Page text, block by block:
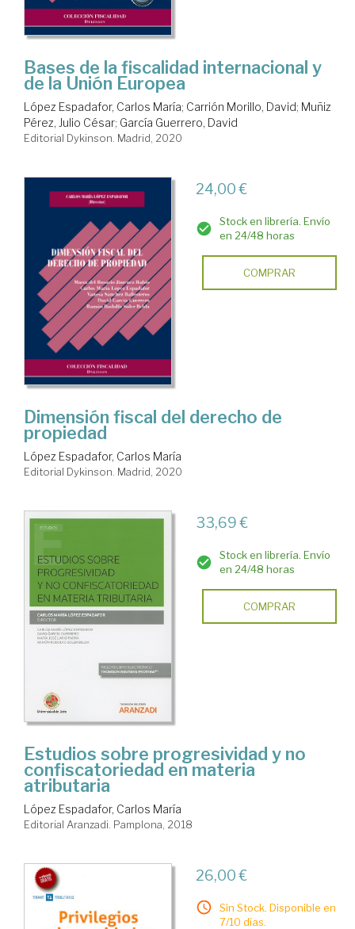
Bases de la fiscalidad internacional y
de la Unión Europea
López Espadafor, Carlos María; Carrión Morillo, David; Muñiz
Pérez, Julio César; García Guerrero, David
Editorial Dykinson. Madrid, 2020
24,00 €
Stock en librería. Envío
en 24/48 horas
COMPRAR
Dimensión fiscal del derecho de
propiedad
López Espadafor, Carlos María
Editorial Dykinson. Madrid, 2020
33,69 €
Stock en librería. Envío
en 24/48 horas
COMPRAR
Estudios sobre progresividad y no
confiscatoriedad en materia
atributaria
López Espadafor, Carlos María
Editorial Aranzadi. Pamplona, 2018
26,00 €
Sin Stock. Disponible en
7/10 días.